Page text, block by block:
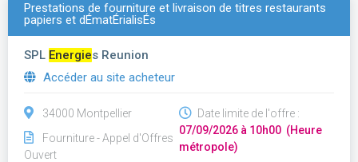
Prestations de fourniture et livraison de titres restaurants
papiers et dÉmatÉrialisÉs
SPL Energies Reunion
Accéder au site acheteur
34000 Montpellier
Fourniture - Appel d'Offres
Ouvert
Date limite de l'offre :
07/09/2026 à 10h00 (Heure
métropole)